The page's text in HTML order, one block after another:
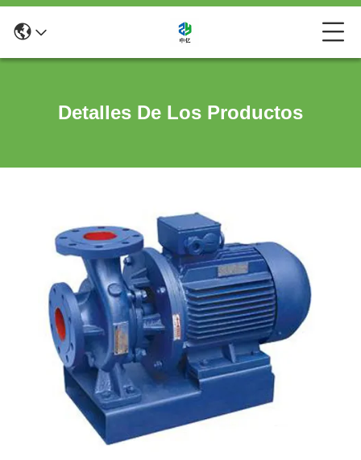
Detalles De Los Productos